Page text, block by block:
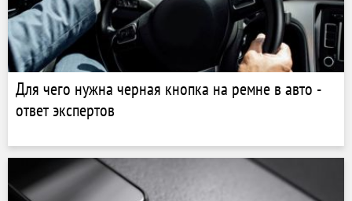
Для чего нужна черная кнопка на ремне в авто -
ответ экспертов